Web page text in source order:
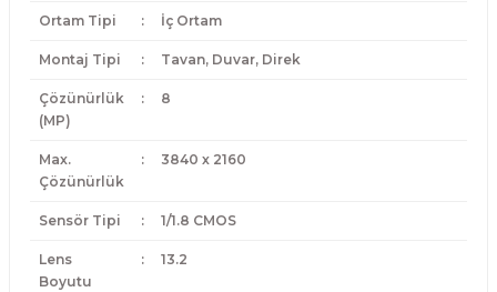
Ortam Tipi : İç Ortam
Montaj Tipi : Tavan, Duvar, Direk
Çözünürlük
(MP)
: 8
Max.
Çözünürlük
: 3840 x 2160
Sensör Tipi : 1/1.8 CMOS
Lens
Boyutu
: 13.2